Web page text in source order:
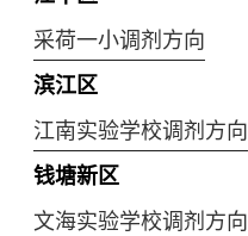
采荷一小调剂方向
滨江区
江南实验学校调剂方向
钱塘新区
文海实验学校调剂方向